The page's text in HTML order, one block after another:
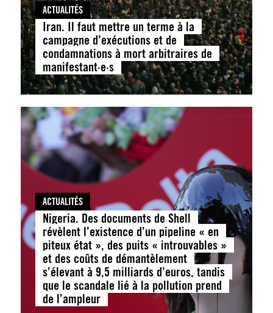
ACTUALITÉS
Iran. Il faut mettre un terme à la
campagne d’exécutions et de
condamnations à mort arbitraires de
manifestant·e·s
ACTUALITÉS
Nigeria. Des documents de Shell
révèlent l’existence d’un pipeline « en
piteux état », des puits « introuvables »
et des coûts de démantèlement
s’élevant à 9,5 milliards d’euros, tandis
que le scandale lié à la pollution prend
de l’ampleur